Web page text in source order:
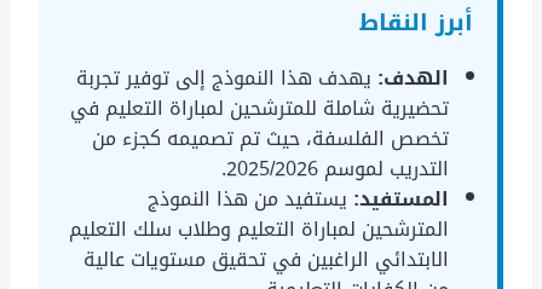
أبرز النقاط
الهدف: يهدف هذا النموذج إلى توفير تجربة
تحضيرية شاملة للمترشحين لمباراة التعليم في
تخصص الفلسفة، حيث تم تصميمه كجزء من
التدريب لموسم 2025/2026.
المستفيد: يستفيد من هذا النموذج
المترشحين لمباراة التعليم وطلاب سلك التعليم
الابتدائي الراغبين في تحقيق مستويات عالية